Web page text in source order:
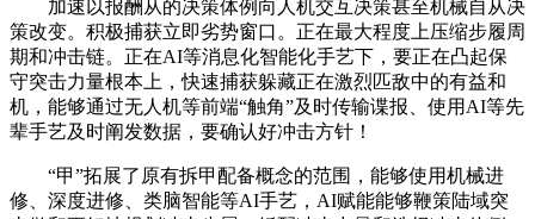
加速以报酬从的决策体例向人机交互决策甚至机械自从决
策改变。积极捕获立即劣势窗口。正在最大程度上压缩步履周
期和冲击链。正在AI等消息化智能化手艺下，要正在凸起保
守突击力量根本上，快速捕获躲藏正在激烈匹敌中的有益和
机，能够通过无人机等前端“触角”及时传输谍报、使用AI等先
辈手艺及时阐发数据，要确认好冲击方针！
“甲”拓展了原有拆甲配备概念的范围，能够使用机械进
修、深度进修、类脑智能等AI手艺，AI赋能能够鞭策陆域突